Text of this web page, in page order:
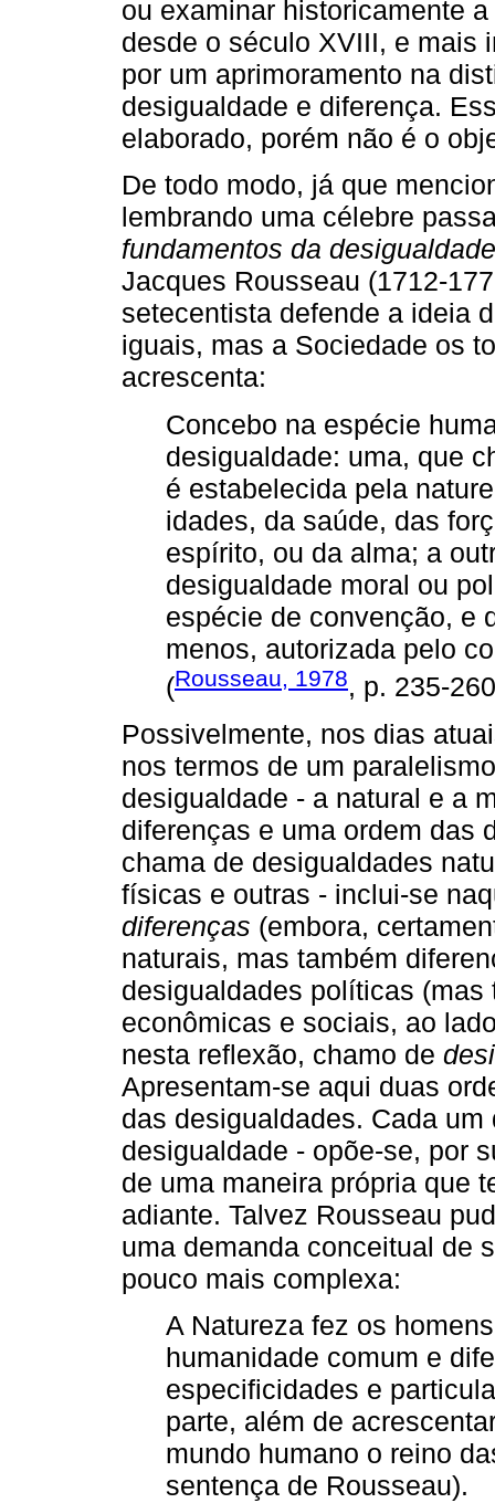
ou examinar historicamente
desde o século XVIII, e mais
por um aprimoramento na
desigualdade e diferença.
elaborado, porém não é o
De todo modo, já que
lembrando uma célebre
fundamentos da
Jacques Rousseau (1712-
setecentista defende a ideia
iguais, mas a Sociedade os
acrescenta:
Concebo na espécie
desigualdade: uma, que
é estabelecida pela
idades, da saúde, das
espírito, ou da alma; a
desigualdade moral ou
espécie de convenção, e
menos, autorizada pelo
(Rousseau, 1978, p. 235-
Possivelmente, nos dias
nos termos de um
desigualdade - a natural e a
diferenças e uma ordem das
chama de desigualdades
físicas e outras - inclui-se
diferenças (embora,
naturais, mas também
desigualdades políticas
econômicas e sociais, ao
nesta reflexão, chamo de
Apresentam-se aqui duas
das desigualdades. Cada
desigualdade - opõe-se, por
de uma maneira própria que
adiante. Talvez Rousseau
uma demanda conceitual de
pouco mais complexa:
A Natureza fez os
humanidade comum e
especificidades e
parte, além de
mundo humano o reino
sentença de Rousseau).